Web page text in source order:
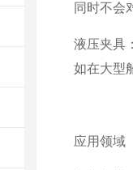
同时不会
液压夹具
如在大型
应用领域